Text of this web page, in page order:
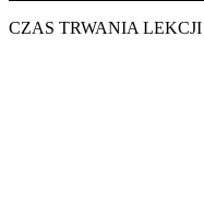
CZAS TRWANIA LEKCJI